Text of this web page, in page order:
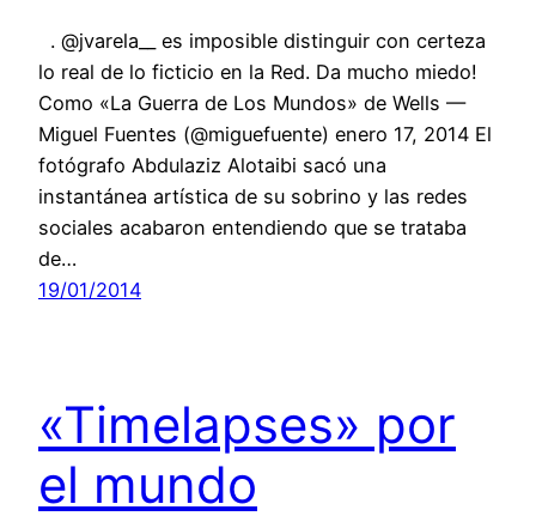
. @jvarela__ es imposible distinguir con certeza
lo real de lo ficticio en la Red. Da mucho miedo!
Como «La Guerra de Los Mundos» de Wells —
Miguel Fuentes (@miguefuente) enero 17, 2014 El
fotógrafo Abdulaziz Alotaibi sacó una
instantánea artística de su sobrino y las redes
sociales acabaron entendiendo que se trataba
de…
19/01/2014
«Timelapses» por
el mundo